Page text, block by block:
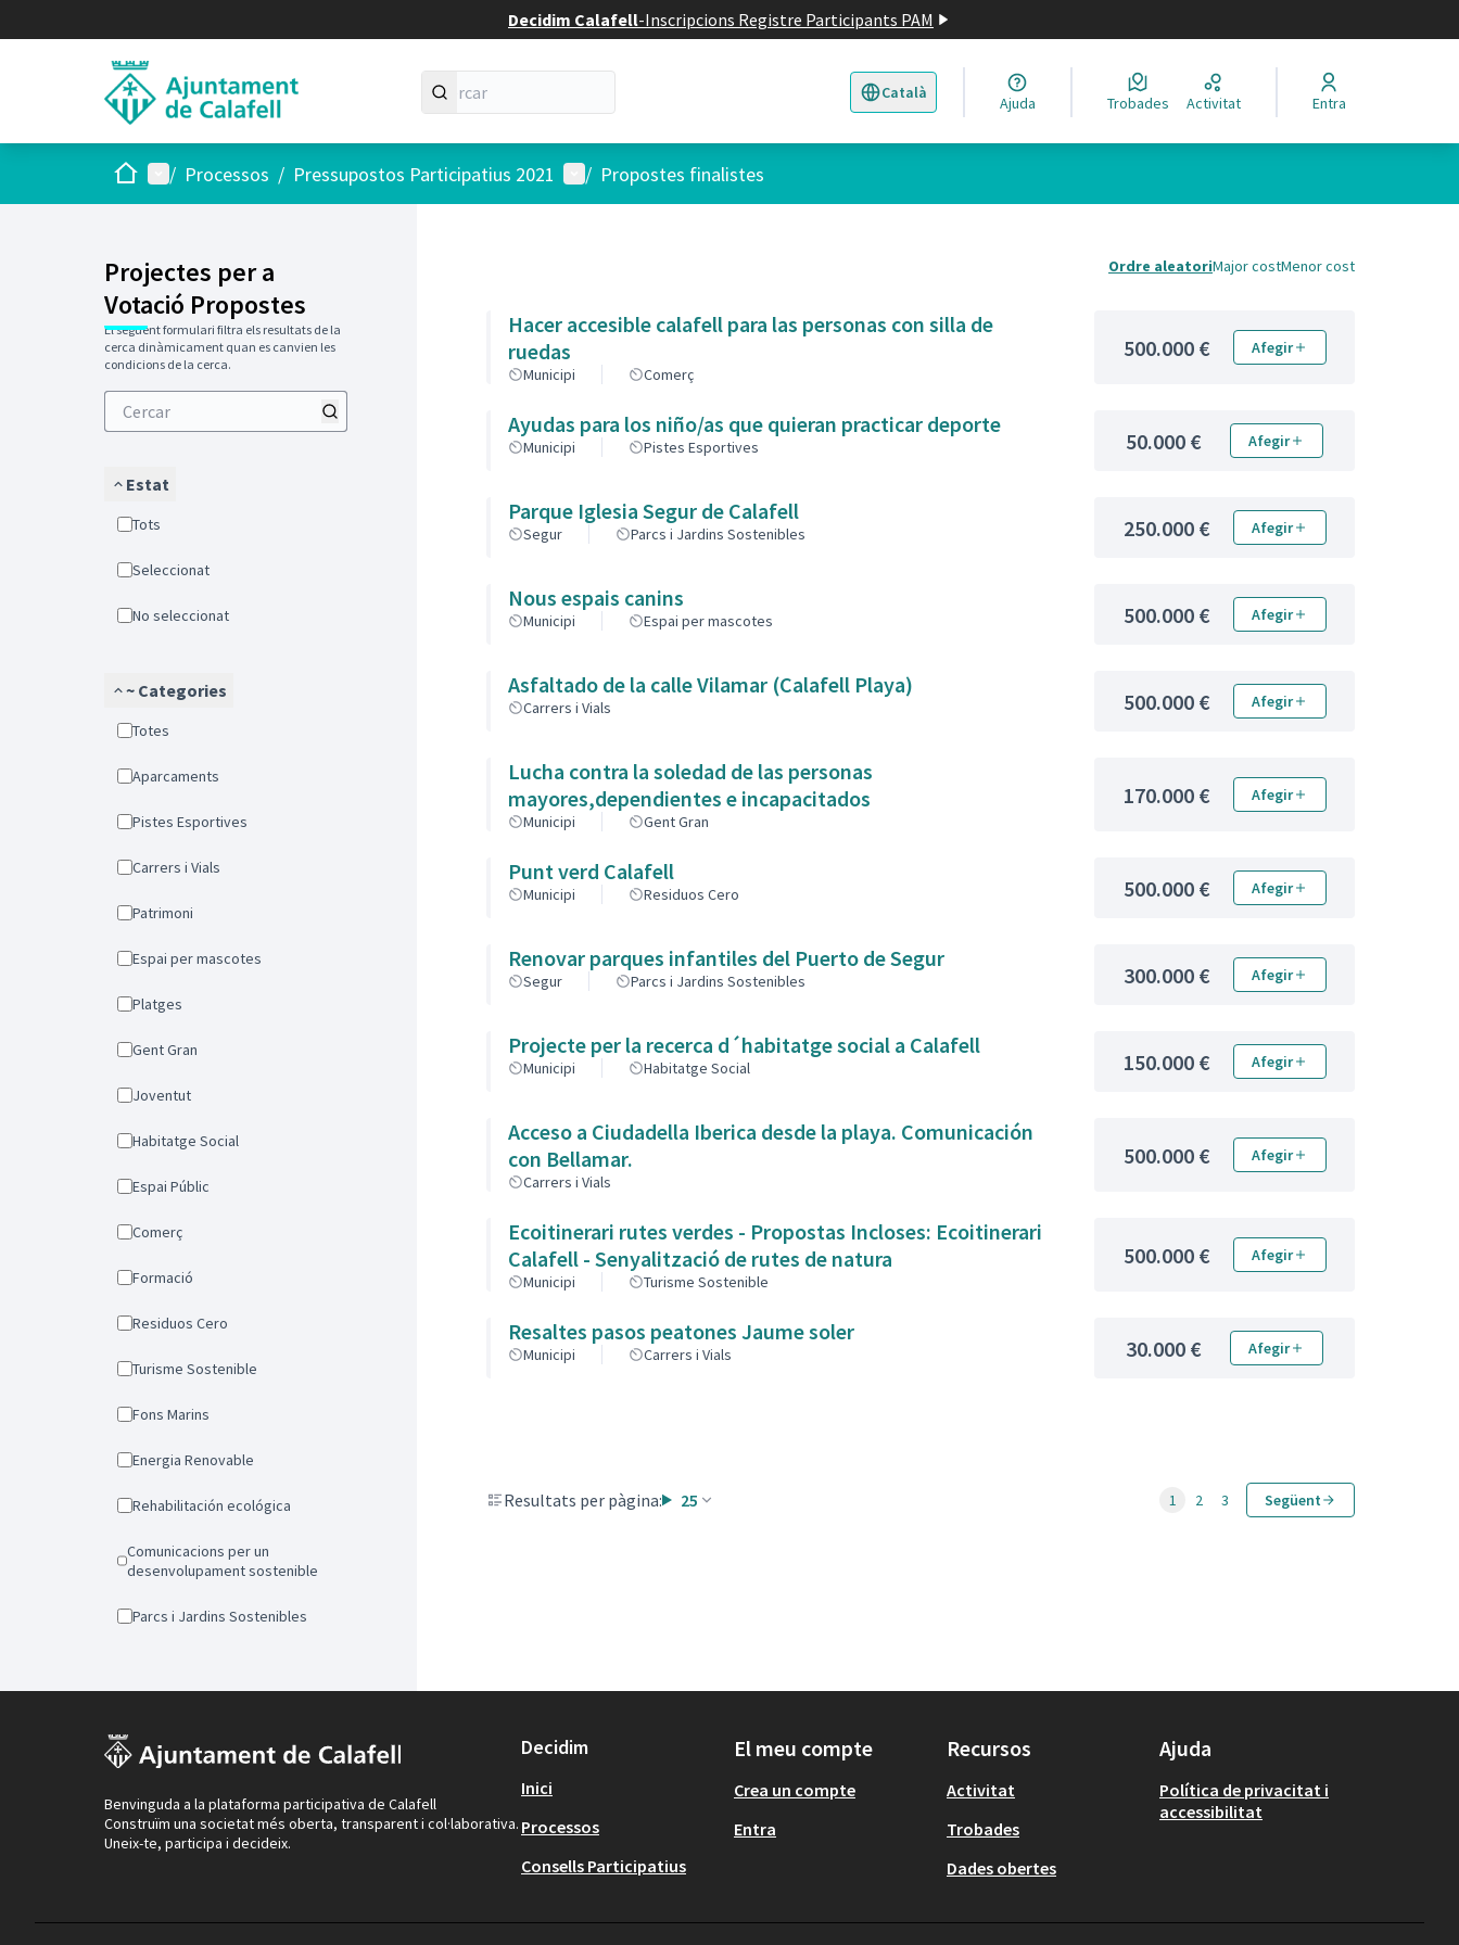
Decidim Calafell-Inscripcions Registre Participants PAM
Català
Triar la llengua Elegir el idioma
Ajuda Trobades Activitat Entra
Inici Menú principal
/ Processos / Pressupostos Participatius 2021 Menú d'usuari
/ Propostes finalistes
Projectes per a
Votació Propostes
El següent formulari filtra els resultats de la
cerca dinàmicament quan es canvien les
condicions de la cerca.
Estat
Tots
Seleccionat
No seleccionat
~ Categories
Totes
Aparcaments
Pistes Esportives
Carrers i Vials
Patrimoni
Espai per mascotes
Platges
Gent Gran
Joventut
Habitatge Social
Espai Públic
Comerç
Formació
Residuos Cero
Turisme Sostenible
Fons Marins
Energia Renovable
Rehabilitación ecológica
Comunicacions per un
desenvolupament sostenible
Parcs i Jardins Sostenibles
Ordre aleatoriMajor costMenor cost
Hacer accesible calafell para las personas con silla de
ruedas
Municipi Comerç
500.000 € Afegir
Ayudas para los niño/as que quieran practicar deporte
Municipi Pistes Esportives 50.000 € Afegir
Parque Iglesia Segur de Calafell
Segur Parcs i Jardins Sostenibles 250.000 € Afegir
Nous espais canins
Municipi Espai per mascotes 500.000 € Afegir
Asfaltado de la calle Vilamar (Calafell Playa)
Carrers i Vials 500.000 € Afegir
Lucha contra la soledad de las personas
mayores,dependientes e incapacitados
Municipi Gent Gran
170.000 € Afegir
Punt verd Calafell
Municipi Residuos Cero 500.000 € Afegir
Renovar parques infantiles del Puerto de Segur
Segur Parcs i Jardins Sostenibles 300.000 € Afegir
Projecte per la recerca d´habitatge social a Calafell
Municipi Habitatge Social 150.000 € Afegir
Acceso a Ciudadella Iberica desde la playa. Comunicación
con Bellamar.
Carrers i Vials
500.000 € Afegir
Ecoitinerari rutes verdes - Propostas Incloses: Ecoitinerari
Calafell - Senyalització de rutes de natura
Municipi Turisme Sostenible
500.000 € Afegir
Resaltes pasos peatones Jaume soler
Municipi Carrers i Vials 30.000 € Afegir
Resultats per pàgina: 25 1 2 3 Següent
Benvinguda a la plataforma participativa de Calafell
Construïm una societat més oberta, transparent i col·laborativa.
Uneix-te, participa i decideix.
Decidim
Inici
Processos
Consells Participatius
El meu compte
Crea un compte
Entra
Recursos
Activitat
Trobades
Dades obertes
Ajuda
Política de privacitat i
accessibilitat